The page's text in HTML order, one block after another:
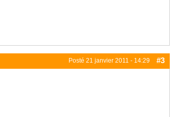
Posté 21 janvier 2011 - 14:29 #3